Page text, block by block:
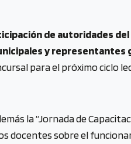
de autoridades
y representantes
para el próximo ciclo
la “Jornada de
docentes sobre el